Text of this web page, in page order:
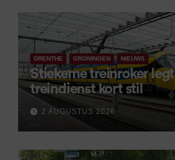
DRENTHE GRONINGEN NIEUWS
Stiekeme treinroker legt
treindienst kort stil
2 AUGUSTUS 2026